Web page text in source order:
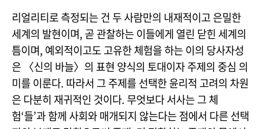
리얼리티로 측정되는 건 두 사람만의 내재적이고 은밀한
세계의 발현이며, 곧 관찰하는 이들에게 열린 닫힌 세계의
틈이며, 예외적이고도 고유한 체험을 하는 이의 당사자성
은 〈신의 바늘〉의 표현 양식의 토대이자 주제의 중심 의
미를 이룬다. 따라서 그 주제를 선택한 윤리적 고려의 차원
은 다분히 재귀적인 것이다. 무엇보다 서사는 그 체
험‘들’과 함께 사회와 매개되지 않는다는 점에서 다른 선택